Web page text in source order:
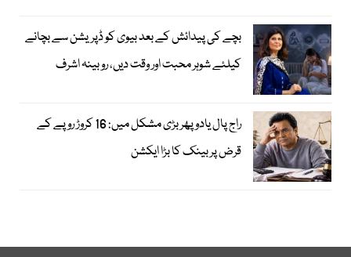
بچے کی پیدائش کے بعد بیوی کو ڈپریشن سے بچانے
کیلئے شوہر محبت اور وقت دیں، روبینہ اشرف
راج پال یادو پھر بڑی مشکل میں: 16 کروڑ روپے کے
قرض پر بینک کا بڑا ایکشن